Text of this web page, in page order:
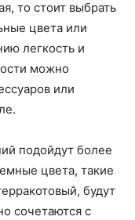
то стоит выбрать
цвета или
легкость и
можно
или
подойдут более
цвета, такие
будут
сочетаются с